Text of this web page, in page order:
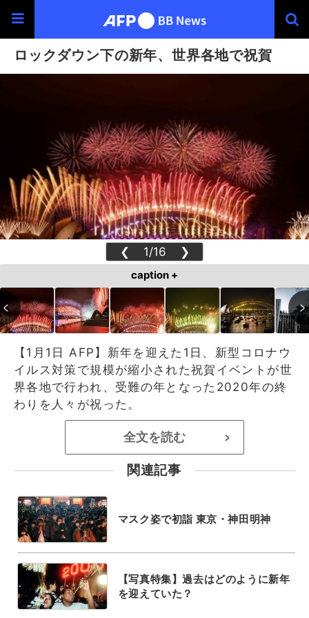
ロックダウン下の新年、世界各地で祝賀
❮ 1/16 ❯
caption +
【1月1日 AFP】新年を迎えた1日、新型コロナウ
イルス対策で規模が縮小された祝賀イベントが世
界各地で行われ、受難の年となった2020年の終
わりを人々が祝った。
全文を読む >
関連記事
マスク姿で初詣 東京・神田明神
【写真特集】過去はどのように新年
を迎えていた？